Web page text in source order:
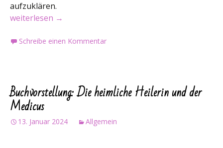
aufzuklären.
Buchvorstellung: Die heimliche Heilerin und die Toten
weiterlesen →
Schreibe einen Kommentar
Buchvorstellung: Die heimliche Heilerin und der
Medicus
13. Januar 2024 Allgemein